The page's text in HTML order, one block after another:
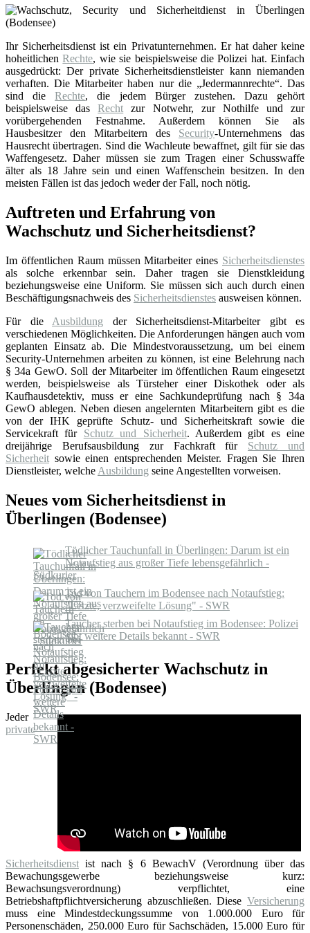
Ihr Sicherheitsdienst ist ein Privatunternehmen. Er hat daher keine
hoheitlichenRechte, wie sie beispielsweise die Polizei hat. Einfach
ausgedrückt: Der private Sicherheitsdienstleister kann niemanden
verhaften. Die Mitarbeiter haben nur die „Jedermannrechte“. Das
sind dieRechte, die jedem Bürger zustehen. Dazu gehört
beispielsweise dasRecht zur Notwehr, zur Nothilfe und zur
vorübergehenden Festnahme. Außerdem können Sie als
Hausbesitzer den Mitarbeitern des Security-Unternehmens das
Hausrecht übertragen. Sind die Wachleute bewaffnet, gilt für sie das
Waffengesetz. Daher müssen sie zum Tragen einer Schusswaffe
älter als 18 Jahre sein und einen Waffenschein besitzen. In den
meisten Fällen ist das jedoch weder der Fall, noch nötig.
Auftreten und Erfahrung von
Wachschutz und Sicherheitsdienst?
Im öffentlichen Raum müssen Mitarbeiter eines Sicherheitsdienstes
als solche erkennbar sein. Daher tragen sie Dienstkleidung
beziehungsweise eine Uniform. Sie müssen sich auch durch einen
Beschäftigungsnachweis des Sicherheitsdienstes ausweisen können.
Für die Ausbildung der Sicherheitsdienst-Mitarbeiter gibt es
verschiedenen Möglichkeiten. Die Anforderungen hängen auch vom
geplanten Einsatz ab. Die Mindestvoraussetzung, um bei einem
Security-Unternehmen arbeiten zu können, ist eine Belehrung nach
§ 34a GewO. Soll der Mitarbeiter im öffentlichen Raum eingesetzt
werden, beispielsweise als Türsteher einer Diskothek oder als
Kaufhausdetektiv, muss er eine Sachkundeprüfung nach § 34a
GewO ablegen. Neben diesen angelernten Mitarbeitern gibt es die
von der IHK geprüfte Schutz- und Sicherheitskraft sowie die
Servicekraft für Schutz und Sicherheit. Außerdem gibt es eine
dreijährige Berufsausbildung zur Fachkraft für Schutz und
Sicherheit sowie einen entsprechenden Meister. Fragen Sie Ihren
Dienstleister, welche Ausbildung seine Angestellten vorweisen.
Neues vom Sicherheitsdienst in
Überlingen (Bodensee)
Tödlicher Tauchunfall in Überlingen: Darum ist ein
Notaufstieg aus großer Tiefe lebensgefährlich -
Südkurier
Tod von Tauchern im Bodensee nach Notaufstieg:
"Letzte, verzweifelte Lösung" - SWR
Taucher sterben bei Notaufstieg im Bodensee: Polizei
gibt weitere Details bekannt - SWR
Perfekt abgesicherter Wachschutz in
Überlingen (Bodensee)
Jeder
private
Sicherheitsdienst ist nach § 6 BewachV (Verordnung über das
Bewachungsgewerbe beziehungsweise kurz:
Bewachsungsverordnung) verpflichtet, eine
Betriebshaftpflichtversicherung abzuschließen. Diese Versicherung
muss eine Mindestdeckungssumme von 1.000.000 Euro für
Personenschäden, 250.000 Euro für Sachschäden, 15.000 Euro für